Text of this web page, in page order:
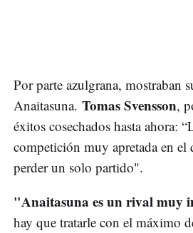
Por parte azulgrana, mostraban
Anaitasuna. Tomas Svensson,
éxitos cosechados hasta ahora:
competición muy apretada en el
perder un solo partido".
"Anaitasuna es un rival muy
hay que tratarle con el máximo